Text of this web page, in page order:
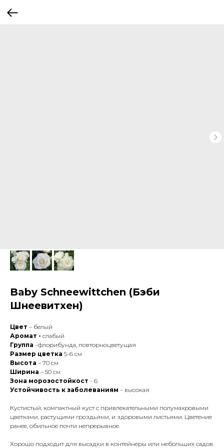
Baby Schneewittchen (Бэби
Шнеевитхен)
Цвет – белый
Аромат - слабый
Группа –флорибунда, повторноцветущая
Размер цветка 5-6 см
Высота – 70 см
Ширина – 50 см
Зона морозостойкост - 6
Устойчивость к заболеваниям – высокая
Кустистый, компактный куст с привлекательными полумахровыми
цветками, растущими гроздьями, и здоровыми листьями. Цветение
ранее, обильное почти непрерывное.
Хорошо подходит для высадки в контейнеры или небольших садов.